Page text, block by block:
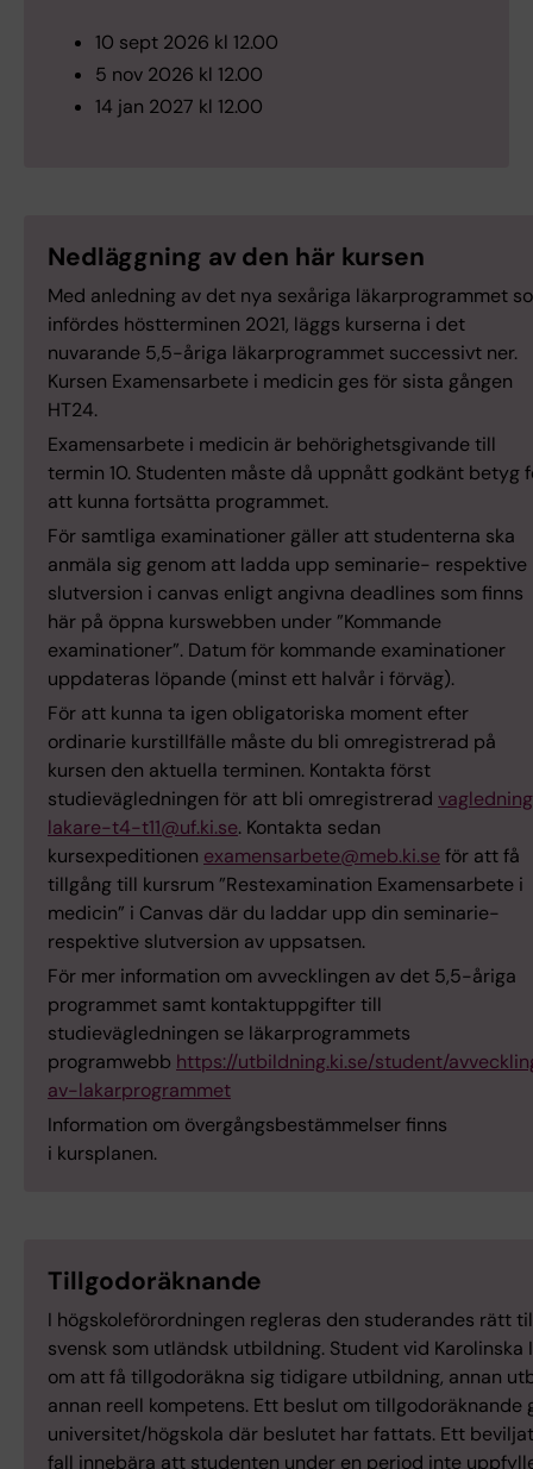
10 sept 2026 kl 12.00
5 nov 2026 kl 12.00
14 jan 2027 kl 12.00
Nedläggning av den här kursen
Med anledning av det nya sexåriga läkarprogrammet
infördes höstterminen 2021, läggs kurserna i det
nuvarande 5,5-åriga läkarprogrammet successivt ner.
Kursen Examensarbete i medicin ges för sista gången
HT24.
Examensarbete i medicin är behörighetsgivande till
termin 10. Studenten måste då uppnått godkänt betyg
att kunna fortsätta programmet.
För samtliga examinationer gäller att studenterna ska
anmäla sig genom att ladda upp seminarie- respektive
slutversion i canvas enligt angivna deadlines som finns
här på öppna kurswebben under ”Kommande
examinationer”. Datum för kommande examinationer
uppdateras löpande (minst ett halvår i förväg).
För att kunna ta igen obligatoriska moment efter
ordinarie kurstillfälle måste du bli omregistrerad på
kursen den aktuella terminen. Kontakta först
studievägledningen för att bli omregistrerad
lakare-t4-t11@uf.ki.se. Kontakta sedan
kursexpeditionen examensarbete@meb.ki.seför att få
tillgång till kursrum ”Restexamination Examensarbete i
medicin” i Canvas där du laddar upp din seminarie-
respektive slutversion av uppsatsen.
För mer information om avvecklingen av det 5,5-åriga
programmet samt kontaktuppgifter till
studievägledningen se läkarprogrammets
programwebb https://utbildning.ki.se/student/
av-lakarprogrammet
Information om övergångsbestämmelser finns
i kursplanen.
Tillgodoräknande
I högskoleförordningen regleras den studerandes rätt
svensk som utländsk utbildning. Student vid
om att få tillgodoräkna sig tidigare utbildning, annan
annan reell kompetens. Ett beslut om tillgodoräknande
universitet/högskola där beslutet har fattats. Ett
fall innebära att studenten under en period inte